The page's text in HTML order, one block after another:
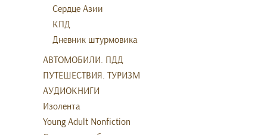
Сердце Азии
КПД
Дневник штурмовика
АВТОМОБИЛИ. ПДД
ПУТЕШЕСТВИЯ. ТУРИЗМ
АУДИОКНИГИ
Изолента
Young Adult Nonfiction